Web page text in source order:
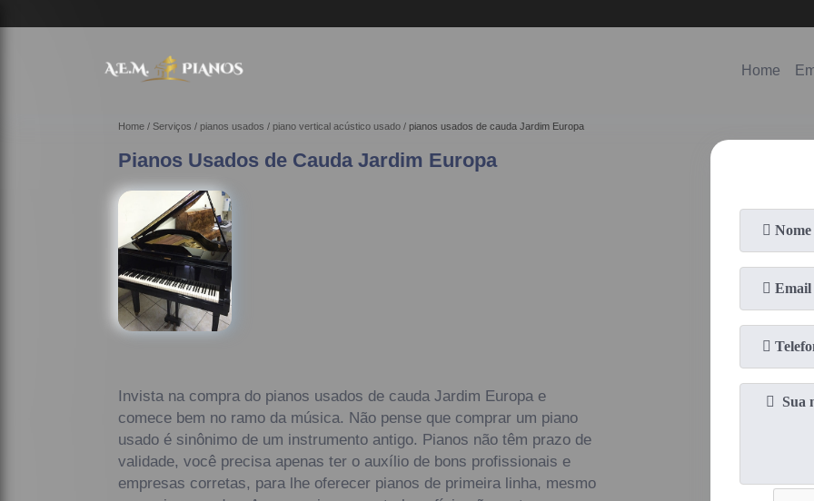
Home
Home Serviços pianos usados piano vertical acústico usado pianos usados de cauda Jardim Europa
Pianos Usados de Cauda Jardim Europa
Invista na compra do pianos usados de cauda Jardim Europa e
comece bem no ramo da música. Não pense que comprar um piano
usado é sinônimo de um instrumento antigo. Pianos não têm prazo de
validade, você precisa apenas ter o auxílio de bons profissionais e
empresas corretas, para lhe oferecer pianos de primeira linha, mesmo